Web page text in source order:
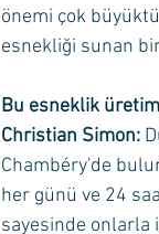
önemi çok
esnekliği sunan
Bu esneklik
Christian Simon:
Chambéry'de
her günü ve 24
sayesinde onlarla